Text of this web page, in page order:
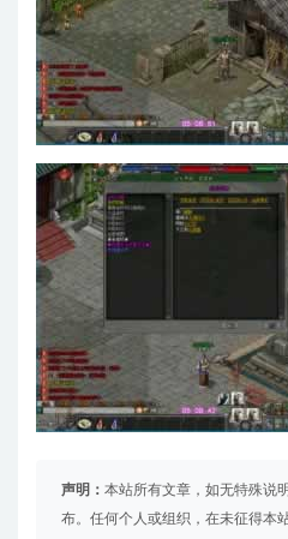
声明： 本站所有文章，如无特殊说
布。任何个人或组织，在未征得本